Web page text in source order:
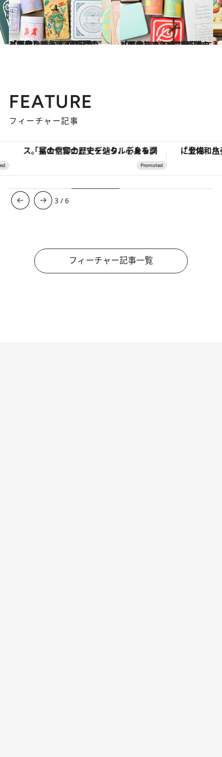
2022.3.19
【画像】 おいしいが詰まっている！ 47都道府県の「かわいい缶」 “西日本エリアを総まとめ”
グルメ 2022.3.10
【画像】 おいしいが詰まっている！ 47都道府県の「かわいい缶」 “東日本エリアを総まとめ”
グルメ
FEATURE
フィーチャー記事
「星のや富士」でデジタルデトックス。冨士信仰の歴史を辿り、心身を調える。
3 /6
フィーチャー記事一覧